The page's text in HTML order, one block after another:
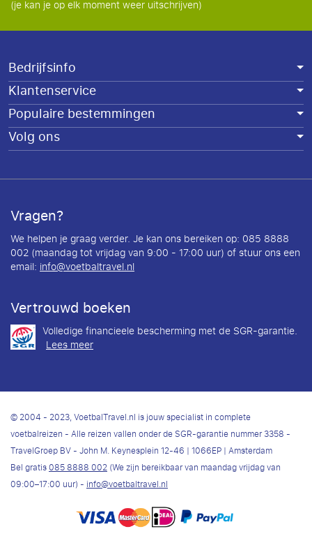
(je kan je op elk moment weer uitschrijven)
Bedrijfsinfo
Klantenservice
Populaire bestemmingen
Volg ons
Vragen?
We helpen je graag verder. Je kan ons bereiken op: 085 8888
002 (maandag tot vrijdag van 9:00 - 17:00 uur) of stuur ons een
email: info@voetbaltravel.nl
Vertrouwd boeken
Volledige financieele bescherming met de SGR-garantie.
Lees meer
© 2004 - 2023, VoetbalTravel.nl is jouw specialist in complete
voetbalreizen - Alle reizen vallen onder de SGR-garantie nummer 3358 -
TravelGroep BV - John M. Keynesplein 12-46 | 1066EP | Amsterdam
Bel gratis085 8888 002(We zijn bereikbaar van maandag vrijdag van
09:00–17:00 uur) -info@voetbaltravel.nl